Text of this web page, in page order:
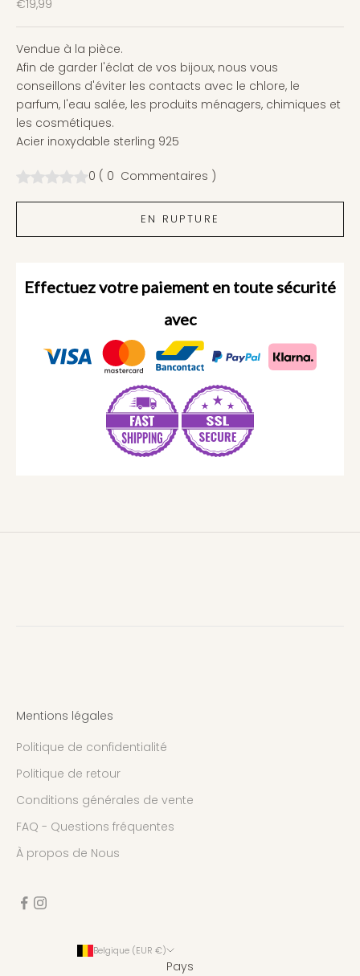
Prix de vente
€19,99
Vendue à la pièce.
Afin de garder l'éclat de vos bijoux, nous vous
conseillons d'éviter les contacts avec le chlore, le
parfum, l'eau salée, les produits ménagers, chimiques et
les cosmétiques.
Acier inoxydable sterling 925
0 ( 0 Commentaires )
EN RUPTURE
Effectuez votre paiement en toute sécurité
avec
Mentions légales
Politique de confidentialité
Politique de retour
Conditions générales de vente
FAQ - Questions fréquentes
À propos de Nous
Belgique (EUR €)
Pays